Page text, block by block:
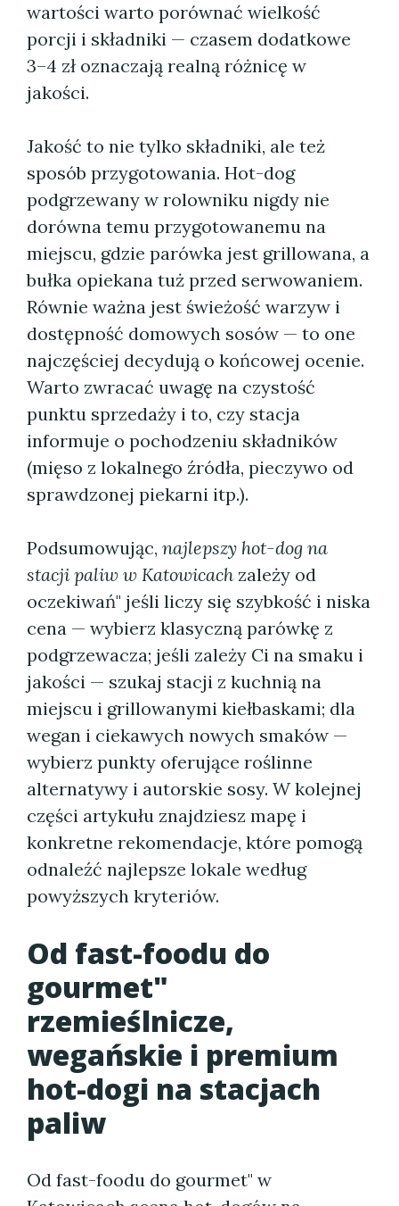
wartości warto porównać wielkość
porcji i składniki — czasem dodatkowe
3–4 zł oznaczają realną różnicę w
jakości.
Jakość to nie tylko składniki, ale też
sposób przygotowania. Hot-dog
podgrzewany w rolowniku nigdy nie
dorówna temu przygotowanemu na
miejscu, gdzie parówka jest grillowana, a
bułka opiekana tuż przed serwowaniem.
Równie ważna jest świeżość warzyw i
dostępność domowych sosów — to one
najczęściej decydują o końcowej ocenie.
Warto zwracać uwagę na czystość
punktu sprzedaży i to, czy stacja
informuje o pochodzeniu składników
(mięso z lokalnego źródła, pieczywo od
sprawdzonej piekarni itp.).
Podsumowując, najlepszy hot-dog na
stacji paliw w Katowicach zależy od
oczekiwań" jeśli liczy się szybkość i niska
cena — wybierz klasyczną parówkę z
podgrzewacza; jeśli zależy Ci na smaku i
jakości — szukaj stacji z kuchnią na
miejscu i grillowanymi kiełbaskami; dla
wegan i ciekawych nowych smaków —
wybierz punkty oferujące roślinne
alternatywy i autorskie sosy. W kolejnej
części artykułu znajdziesz mapę i
konkretne rekomendacje, które pomogą
odnaleźć najlepsze lokale według
powyższych kryteriów.
Od fast-foodu do
gourmet"
rzemieślnicze,
wegańskie i premium
hot-dogi na stacjach
paliw
Od fast-foodu do gourmet" w